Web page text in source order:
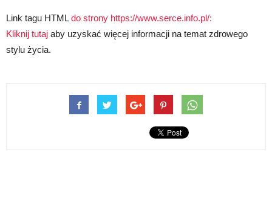
Link tagu HTMLdo strony https://www.serce.info.pl/:
Kliknij tutaj aby uzyskać więcej informacji na temat zdrowego
stylu życia.